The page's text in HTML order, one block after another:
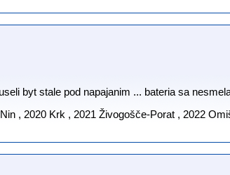
byt stale pod napajanim ... bateria sa
, 2020 Krk , 2021 Živogošče-Porat , 2022